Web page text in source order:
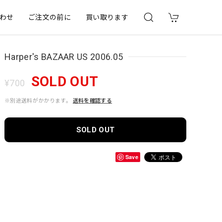
せ ご注文の前に 買い取ります
Harper's BAZAAR US 2006.05
¥700 SOLD OUT
※別途送料がかかります。 送料を確認する
SOLD OUT
Save